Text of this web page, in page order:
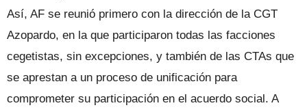
Así, AF se reunió primero con la dirección de la CGT
Azopardo, en la que participaron todas las facciones
cegetistas, sin excepciones, y también de las CTAs que
se aprestan a un proceso de unificación para
comprometer su participación en el acuerdo social. A